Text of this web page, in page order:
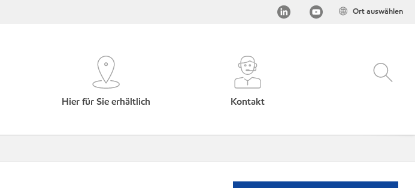
Ort auswählen
Hier für Sie erhältlich Kontakt